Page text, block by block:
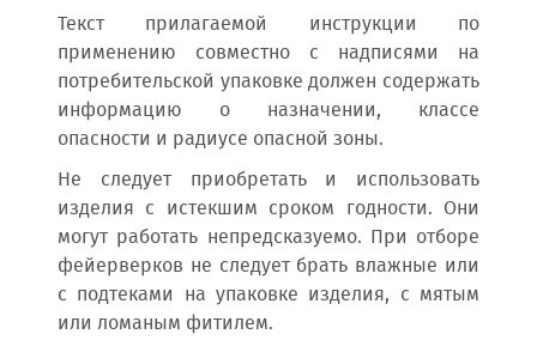
Текст прилагаемой инструкции по
применению совместно с надписями на
потребительской упаковке должен содержать
информацию о назначении, классе
опасности и радиусе опасной зоны.
Не следует приобретать и использовать
изделия с истекшим сроком годности. Они
могут работать непредсказуемо. При отборе
фейерверков не следует брать влажные или
с подтеками на упаковке изделия, с мятым
или ломаным фитилем.